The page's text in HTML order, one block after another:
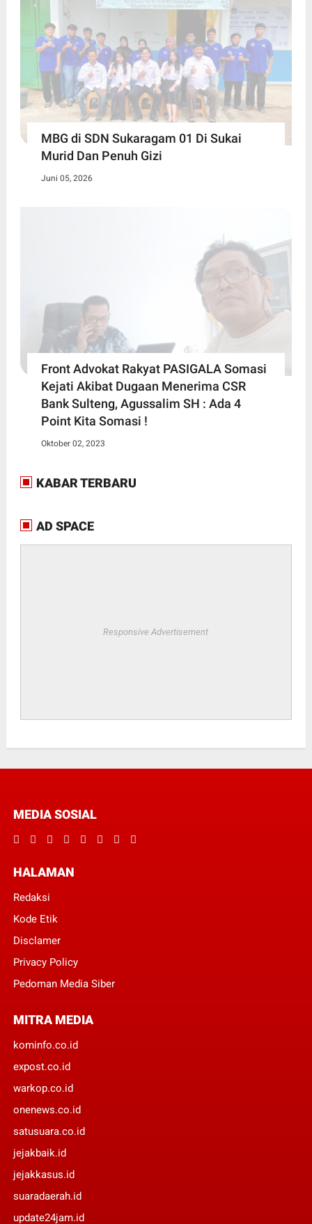
MBG di SDN Sukaragam 01 Di Sukai
Murid Dan Penuh Gizi
Juni 05, 2026
Front Advokat Rakyat PASIGALA Somasi
Kejati Akibat Dugaan Menerima CSR
Bank Sulteng, Agussalim SH : Ada 4
Point Kita Somasi !
Oktober 02, 2023
KABAR TERBARU
AD SPACE
Responsive Advertisement
MEDIA SOSIAL
HALAMAN
Redaksi
Kode Etik
Disclamer
Privacy Policy
Pedoman Media Siber
MITRA MEDIA
kominfo.co.id
expost.co.id
warkop.co.id
onenews.co.id
satusuara.co.id
jejakbaik.id
jejakkasus.id
suaradaerah.id
update24jam.id